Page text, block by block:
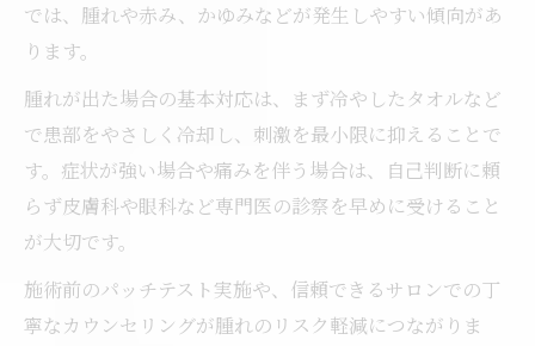
では、腫れや赤み、かゆみなどが発生しやすい傾向があ
ります。
腫れが出た場合の基本対応は、まず冷やしたタオルなど
で患部をやさしく冷却し、刺激を最小限に抑えることで
す。症状が強い場合や痛みを伴う場合は、自己判断に頼
らず皮膚科や眼科など専門医の診察を早めに受けること
が大切です。
施術前のパッチテスト実施や、信頼できるサロンでの丁
寧なカウンセリングが腫れのリスク軽減につながりま